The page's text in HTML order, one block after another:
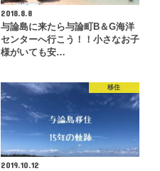
2018.8.8
与論島に来たら与論町B＆G海洋
センターへ行こう！！小さなお子
様がいても安…
移住
2019.10.12